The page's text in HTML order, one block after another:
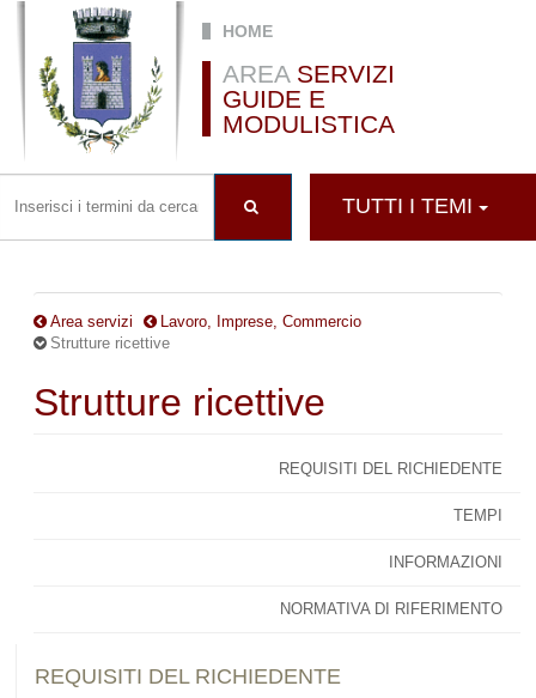
Salta al contenuto principale
HOME
AREASERVIZI
GUIDE E
MODULISTICA
TUTTI I TEMI
Area servizi
Lavoro, Imprese, Commercio
Strutture ricettive
Strutture ricettive
REQUISITI DEL RICHIEDENTE
TEMPI
INFORMAZIONI
NORMATIVA DI RIFERIMENTO
REQUISITI DEL RICHIEDENTE